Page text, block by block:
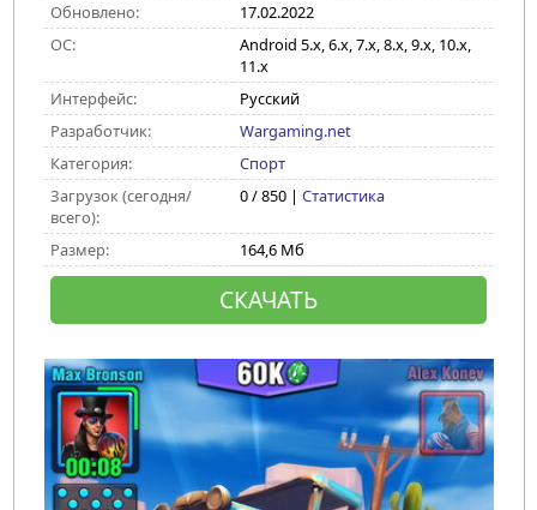
Обновлено:
17.02.2022
ОС:
Android 5.x, 6.x, 7.x, 8.x, 9.x, 10.x,
11.x
Интерфейс:
Русский
Разработчик:
Wargaming.net
Категория:
Спорт
Загрузок (сегодня/
всего):
0 / 850 | Статистика
Размер: 164,6 Мб
СКАЧАТЬ